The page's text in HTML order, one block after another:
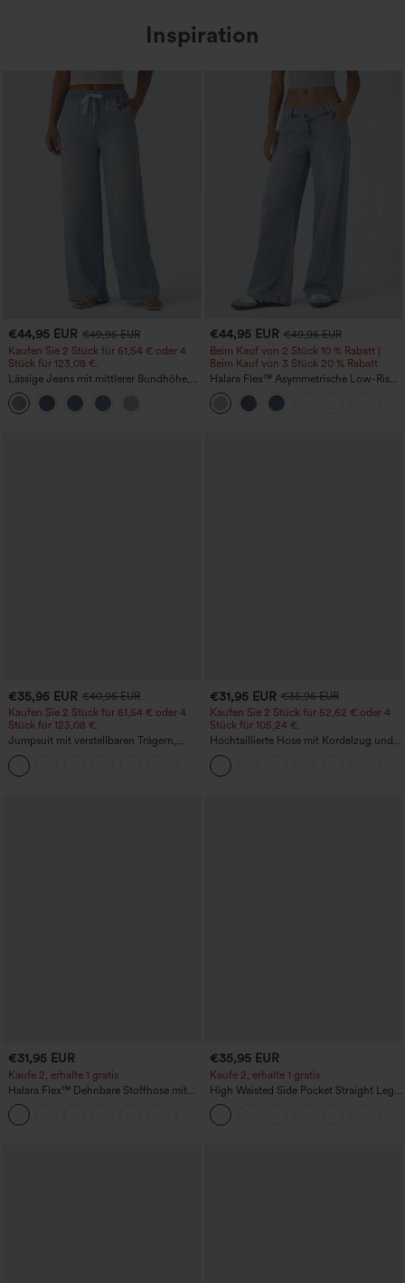
Inspiration
€44,95 EUR €49,95 EUR
Kaufen Sie 2 Stück für 61,54 € oder 4
Stück für 123,08 €.
Lässige Jeans mit mittlerer Bundhöhe,
Kordelzug und Taschen
€44,95 EUR €49,95 EUR
Beim Kauf von 2 Stück 10 % Rabatt |
Beim Kauf von 3 Stück 20 % Rabatt
Halara Flex™ Asymmetrische Low-Rise-
Jeans mit Reißverschlusstaschen,
Baggy-Stil, weitem Bein, gewaschen,
lässig
€35,95 EUR €40,95 EUR
Kaufen Sie 2 Stück für 61,54 € oder 4
Stück für 123,08 €.
Jumpsuit mit verstellbaren Trägern,
gerafftem Detail, weitem Bein und
meliertem Stoff, lässig, mit Taschen -
Easy Peezy
€31,95 EUR €35,95 EUR
Kaufen Sie 2 Stück für 52,62 € oder 4
Stück für 105,24 €.
Hochtaillierte Hose mit Kordelzug und
Taschen, weitem Bein, lässig und locker
in Leinenoptik
€31,95 EUR
Kaufe 2, erhalte 1 gratis
Halara Flex™ Dehnbare Stoffhose mit
hohem Bund und Seitentasche hinten
€35,95 EUR
Kaufe 2, erhalte 1 gratis
High Waisted Side Pocket Straight Leg
Work Pants